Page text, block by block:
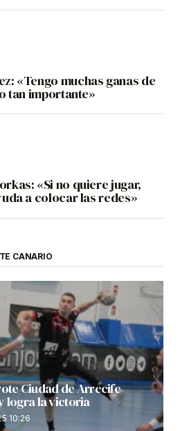
«Tengo muchas ganas de
tan importante»
«Si no quiere jugar,
a colocar las redes»
CANARIO
Ciudad de Arrecife
logra la victoria
10:26